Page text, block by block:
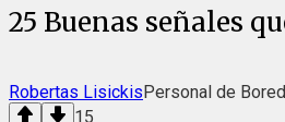
25 Buenas señales
Robertas LisickisPersonal de
15